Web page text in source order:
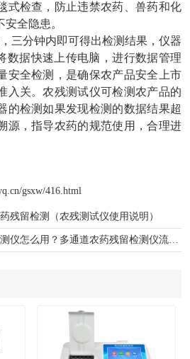
式检查，防止违禁农药、兽药和化
全隐患。
三分钟内即可得出检测结果，仪器
数据快速上传电脑，进行数据管理
安全检测，是确保农产品安全上市
入关。农残测试仪可检测农产品的
的检测如果发现检测的数据结果超
源，指导农药的规范使用，合理进
gsxw/416.html
残留检测（农残测试仪使用说明）
怎么用？多通道农药残留检测仪流程步骤